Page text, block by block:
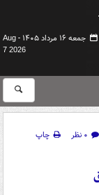
جمعه ۱۶ مرداد ۱۴۰۵ -
Aug
7 2026
۰ نظر
چاپ